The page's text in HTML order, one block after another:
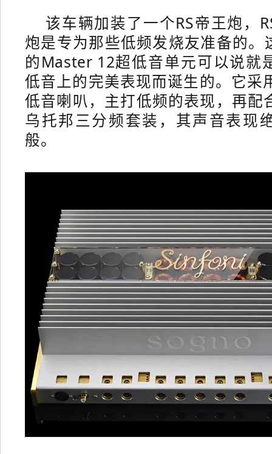
该车辆加装了一个RS帝王炮，
炮是专为那些低频发烧友准备的。
的Master 12超低音单元可以说就
低音上的完美表现而诞生的。它采
低音喇叭，主打低频的表现，再配
乌托邦三分频套装，其声音表现
般。